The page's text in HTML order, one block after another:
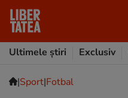
Ultimele știri
Exclusiv
|Sport|Fotbal